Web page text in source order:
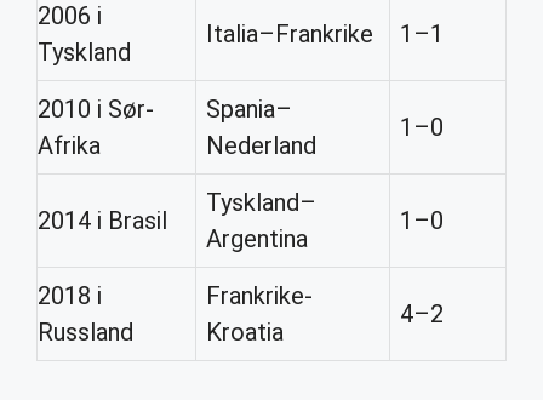
2006 i
Tyskland
Italia–Frankrike 1–1
2010 i Sør-
Afrika
Spania–
Nederland
1–0
2014 i Brasil
Tyskland–
Argentina
1–0
2018 i
Russland
Frankrike-
Kroatia
4–2